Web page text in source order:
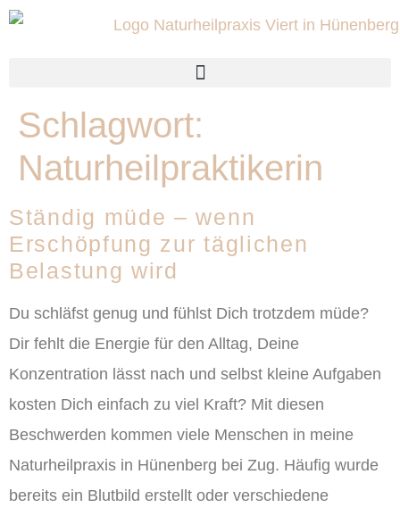
Schlagwort:
Naturheilpraktikerin
Ständig müde – wenn
Erschöpfung zur täglichen
Belastung wird
Du schläfst genug und fühlst Dich trotzdem müde?
Dir fehlt die Energie für den Alltag, Deine
Konzentration lässt nach und selbst kleine Aufgaben
kosten Dich einfach zu viel Kraft? Mit diesen
Beschwerden kommen viele Menschen in meine
Naturheilpraxis in Hünenberg bei Zug. Häufig wurde
bereits ein Blutbild erstellt oder verschiedene